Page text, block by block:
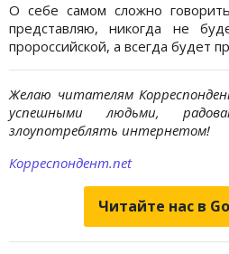
О себе самом сложно
представляю, никогда не
пророссийской, а всегда будет
Желаю читателям
успешными людьми,
злоупотреблять интернетом!
Корреспондент.net
Читайте нас в